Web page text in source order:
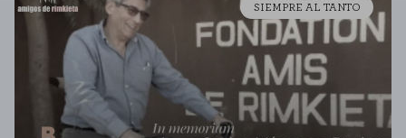
SIEMPRE AL TANTO